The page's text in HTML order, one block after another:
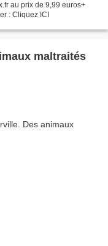
au prix de 9,99 euros+
: Cliquez ICI
maltraités